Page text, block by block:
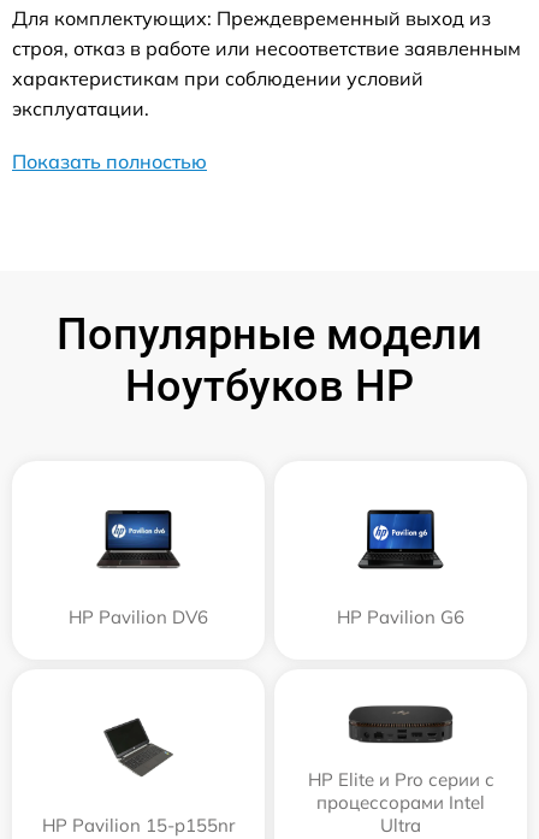
Для комплектующих: Преждевременный выход из
строя, отказ в работе или несоответствие заявленным
характеристикам при соблюдении условий
эксплуатации.
Показать полностью
Популярные модели
Ноутбуков HP
HP Pavilion DV6 HP Pavilion G6
HP Pavilion 15-p155nr
HP Elite и Pro серии с
процессорами Intel
Ultra